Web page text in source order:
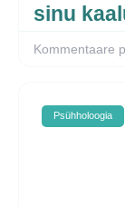
sinu
Kommentaare
Psühholoogia